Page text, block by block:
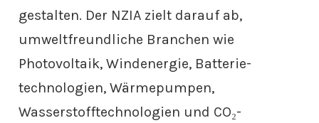
gestalten. Der NZIA zielt darauf ab,
umweltfreundliche Branchen wie
Photovoltaik, Windenergie, Batterie-
technologien, Wärmepumpen,
Wasserstofftechnologien und CO₂-